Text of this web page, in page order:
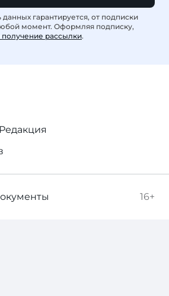
гарантируется, от подписки
момент. Оформляя подписку,
получение рассылки.
Редакция
16+